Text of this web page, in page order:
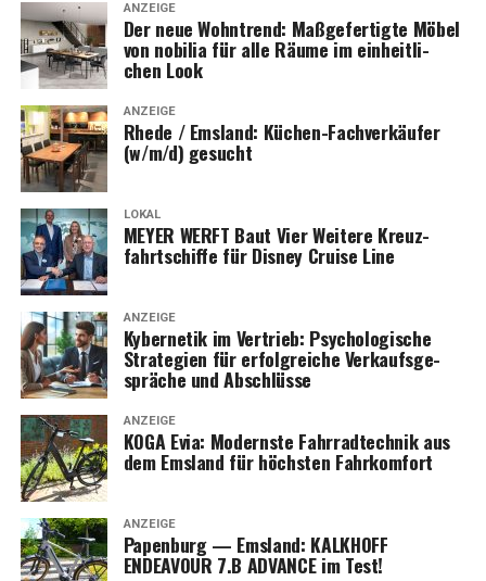
ANZEIGE
Der neue Wohn­trend: Maß­ge­fer­tig­te Möbel
von nobi­lia für alle Räu­me im ein­heit­li­
chen Look
ANZEIGE
Rhe­de / Ems­land: Küchen-Fach­ver­käu­fer
(w/m/d) gesucht
LOKAL
MEYER WERFT Baut Vier Wei­te­re Kreuz­
fahrt­schif­fe für Dis­ney Crui­se Line
ANZEIGE
Kyber­ne­tik im Ver­trieb: Psy­cho­lo­gi­sche
Stra­te­gien für erfolg­rei­che Ver­kaufs­ge­
sprä­che und Abschlüsse
ANZEIGE
KOGA Evia: Moderns­te Fahr­rad­tech­nik aus
dem Ems­land für höchs­ten Fahrkomfort
ANZEIGE
Papen­burg — Ems­land: KALKHOFF
ENDEAVOUR 7.B ADVANCE im Test!